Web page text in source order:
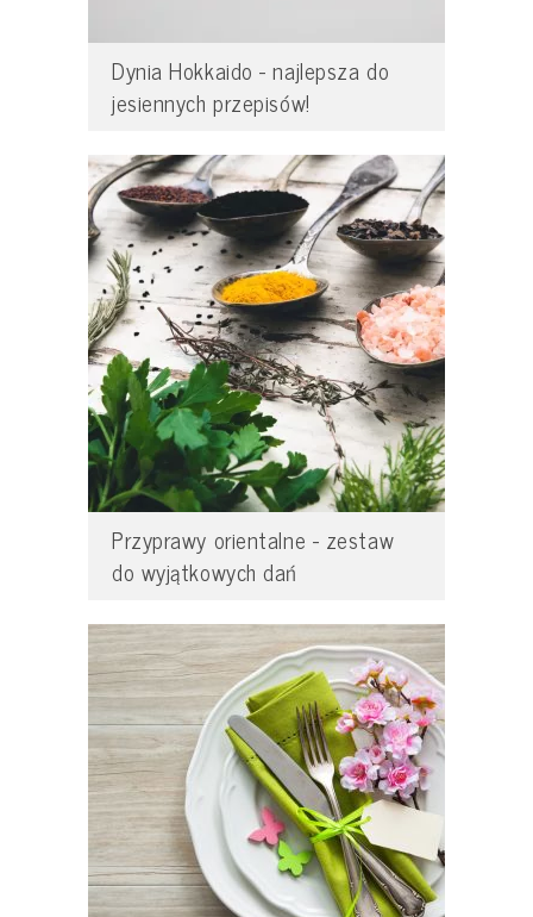
Dynia Hokkaido - najlepsza do
jesiennych przepisów!
Przyprawy orientalne - zestaw
do wyjątkowych dań